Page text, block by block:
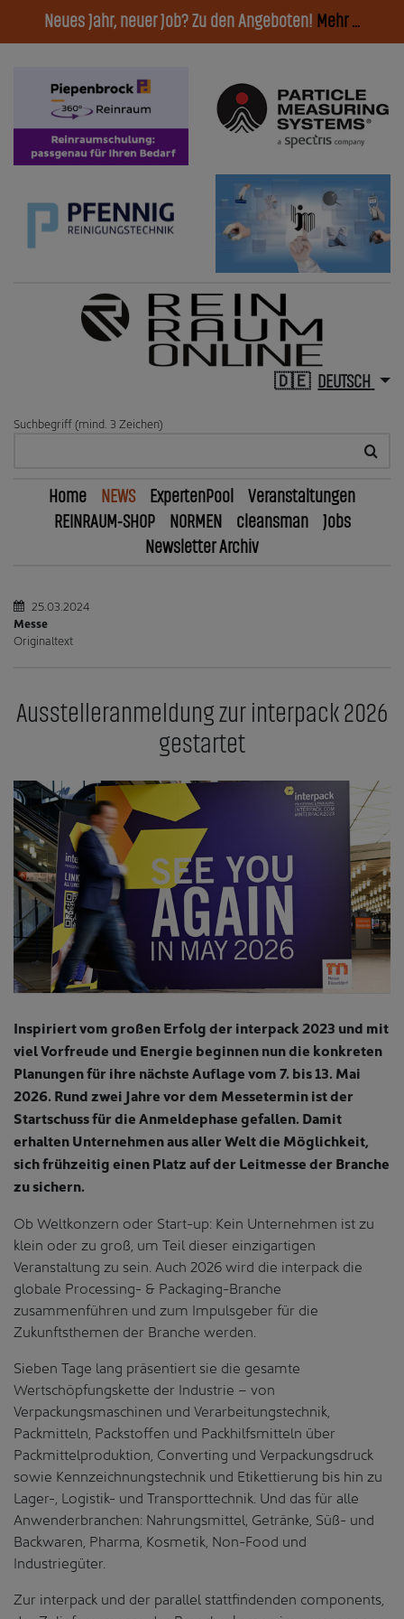
Neues Jahr, neuer Job? Zu den Angeboten! Mehr ...
DEUTSCH
Suchbegriff (mind. 3 Zeichen)
Home NEWS ExpertenPool
Veranstaltungen
REINRAUM-SHOP
NORMEN cleansman
Jobs
Newsletter Archiv
25.03.2024
Messe
Originaltext
Ausstelleranmeldung zur interpack 2026
gestartet
Inspiriert vom großen Erfolg der interpack 2023 und mit
viel Vorfreude und Energie beginnen nun die konkreten
Planungen für ihre nächste Auflage vom 7. bis 13. Mai
2026. Rund zwei Jahre vor dem Messetermin ist der
Startschuss für die Anmeldephase gefallen. Damit
erhalten Unternehmen aus aller Welt die Möglichkeit,
sich frühzeitig einen Platz auf der Leitmesse der Branche
zu sichern.
Ob Weltkonzern oder Start-up: Kein Unternehmen ist zu
klein oder zu groß, um Teil dieser einzigartigen
Veranstaltung zu sein. Auch 2026 wird die interpack die
globale Processing- & Packaging-Branche
zusammenführen und zum Impulsgeber für die
Zukunftsthemen der Branche werden.
Sieben Tage lang präsentiert sie die gesamte
Wertschöpfungskette der Industrie – von
Verpackungsmaschinen und Verarbeitungstechnik,
Packmitteln, Packstoffen und Packhilfsmitteln über
Packmittelproduktion, Converting und Verpackungsdruck
sowie Kennzeichnungstechnik und Etikettierung bis hin zu
Lager-, Logistik- und Transporttechnik. Und das für alle
Anwenderbranchen: Nahrungsmittel, Getränke, Süß- und
Backwaren, Pharma, Kosmetik, Non-Food und
Industriegüter.
Zur interpack und der parallel stattfindenden components,